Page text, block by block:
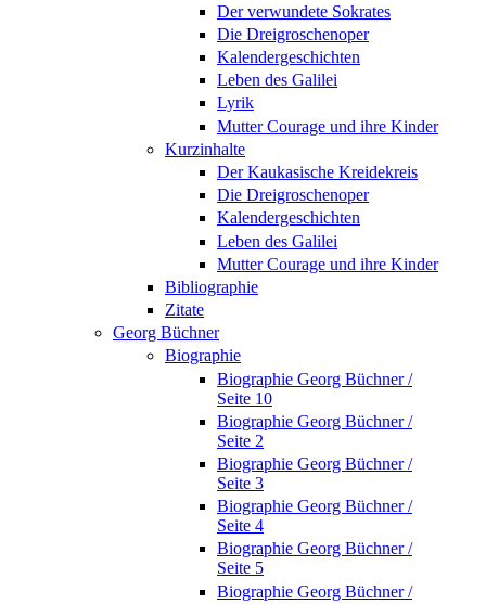
Der verwundete Sokrates
Die Dreigroschenoper
Kalendergeschichten
Leben des Galilei
Lyrik
Mutter Courage und ihre Kinder
Kurzinhalte
Der Kaukasische Kreidekreis
Die Dreigroschenoper
Kalendergeschichten
Leben des Galilei
Mutter Courage und ihre Kinder
Bibliographie
Zitate
Georg Büchner
Biographie
Biographie Georg Büchner /
Seite 10
Biographie Georg Büchner /
Seite 2
Biographie Georg Büchner /
Seite 3
Biographie Georg Büchner /
Seite 4
Biographie Georg Büchner /
Seite 5
Biographie Georg Büchner /